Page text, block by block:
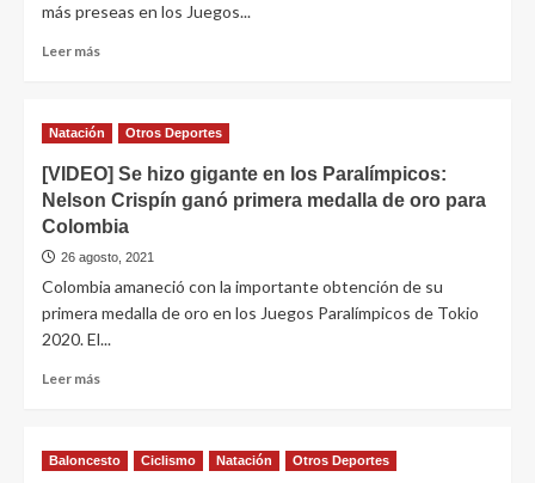
más preseas en los Juegos...
Leer más
Natación Otros Deportes
[VIDEO] Se hizo gigante en los Paralímpicos:
Nelson Crispín ganó primera medalla de oro para
Colombia
26 agosto, 2021
Colombia amaneció con la importante obtención de su
primera medalla de oro en los Juegos Paralímpicos de Tokio
2020. El...
Leer más
Baloncesto Ciclismo Natación Otros Deportes